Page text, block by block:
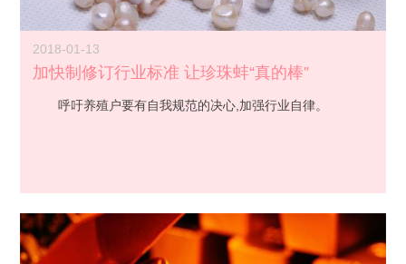
2018-01-13
加快制修订行业标准 让珍珠蚌“真的棒”
呼吁养殖户要有自我规范的决心,加强行业自律。